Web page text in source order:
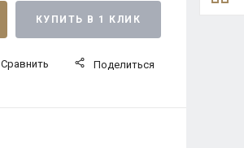
КУПИТЬ В 1 КЛИК
Сравнить Поделиться